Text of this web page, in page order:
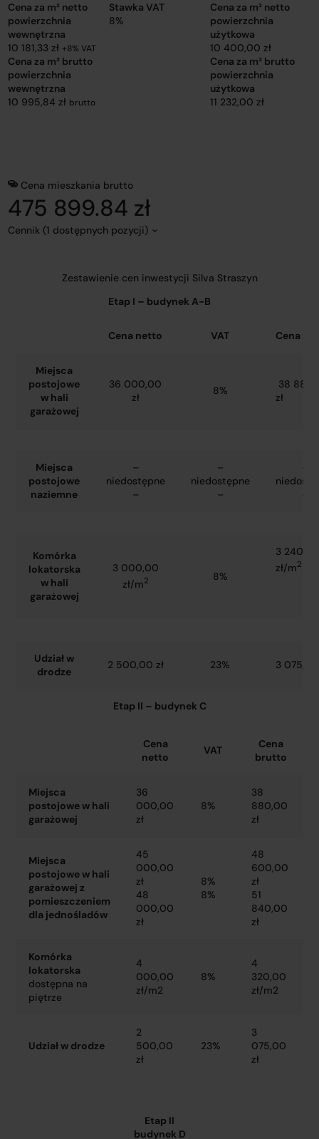
Cena za m² netto
powierzchnia
wewnętrzna
10 181,33 zł+8% VAT
Stawka VAT
8%
Cena za m² netto
powierzchnia
użytkowa
10 400,00 zł
Cena za m² brutto
powierzchnia
wewnętrzna
10 995,84 zł brutto
Cena za m² brutto
powierzchnia
użytkowa
11 232,00 zł
Cena mieszkania brutto
475 899.84 zł
Cennik (1 dostępnych pozycji)
Zestawienie cen inwestycji Silva Straszyn
Etap I – budynek A-B
Cena netto VAT Cena
Miejsca
postojowe
w hali
garażowej
36 000,00
zł
8%
38
zł
Miejsca
postojowe
naziemne
–
niedostępne
–
–
niedostępne
–
–
–
Komórka
lokatorska
w hali
garażowej
3 000,00
zł/m2 8%
3 240,00
zł/m2
Udział w
drodze
2 500,00 zł 23% 3 075,00
Etap II – budynek C
Cena
netto
VAT
Cena
brutto
Miejsca
postojowe w hali
garażowej
36
000,00
zł
8%
38
880,00
zł
Miejsca
postojowe w hali
garażowej z
pomieszczeniem
dla jednośladów
45
000,00
zł
48
000,00
zł
8%
8%
48
600,00
zł
51
840,00
zł
Komórka
lokatorska
dostępna na
piętrze
4
000,00
zł/m2
8%
4
320,00
zł/m2
Udział w drodze
2
500,00
zł
23%
3
075,00
zł
Etap II
budynek D